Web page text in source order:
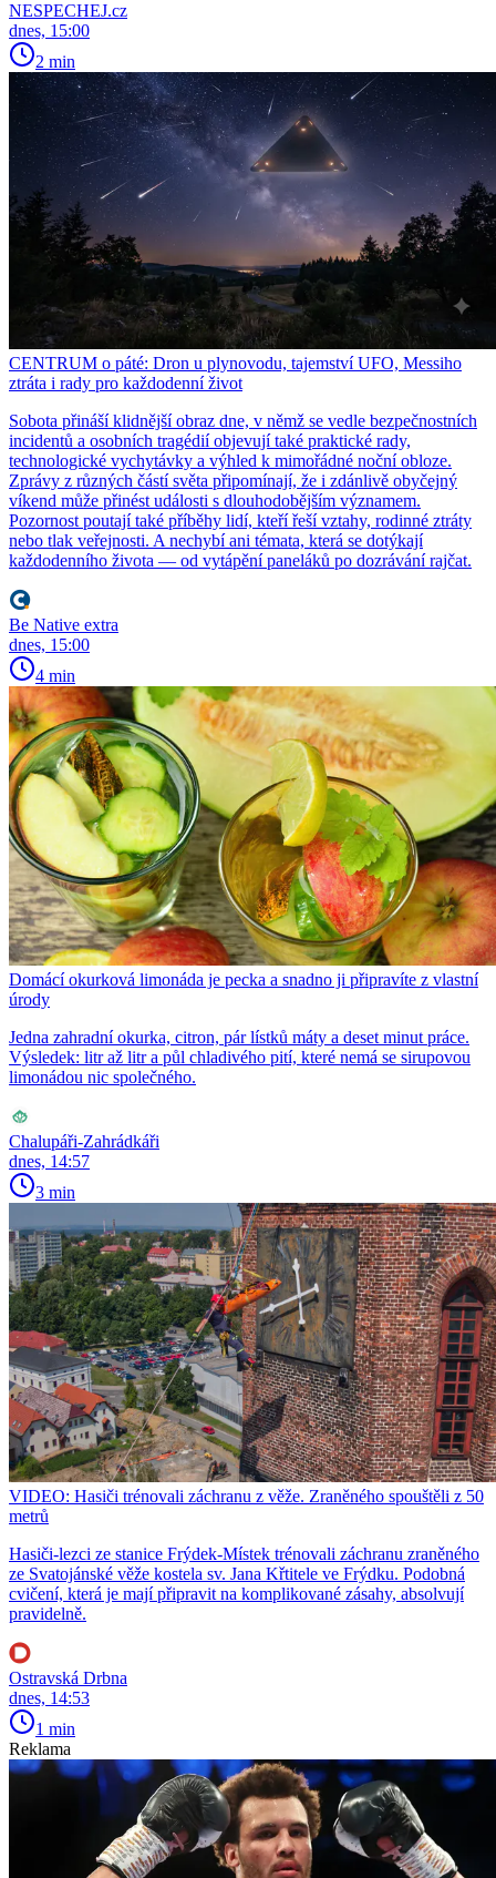
NESPECHEJ.cz
dnes, 15:00
2 min
CENTRUM o páté: Dron u plynovodu, tajemství UFO, Messiho
ztráta i rady pro každodenní život
Sobota přináší klidnější obraz dne, v němž se vedle bezpečnostních
incidentů a osobních tragédií objevují také praktické rady,
technologické vychytávky a výhled k mimořádné noční obloze.
Zprávy z různých částí světa připomínají, že i zdánlivě obyčejný
víkend může přinést události s dlouhodobějším významem.
Pozornost poutají také příběhy lidí, kteří řeší vztahy, rodinné ztráty
nebo tlak veřejnosti. A nechybí ani témata, která se dotýkají
každodenního života — od vytápění paneláků po dozrávání rajčat.
Be Native extra
dnes, 15:00
4 min
Domácí okurková limonáda je pecka a snadno ji připravíte z vlastní
úrody
Jedna zahradní okurka, citron, pár lístků máty a deset minut práce.
Výsledek: litr až litr a půl chladivého pití, které nemá se sirupovou
limonádou nic společného.
Chalupáři-Zahrádkáři
dnes, 14:57
3 min
VIDEO: Hasiči trénovali záchranu z věže. Zraněného spouštěli z 50
metrů
Hasiči-lezci ze stanice Frýdek-Místek trénovali záchranu zraněného
ze Svatojánské věže kostela sv. Jana Křtitele ve Frýdku. Podobná
cvičení, která je mají připravit na komplikované zásahy, absolvují
pravidelně.
Ostravská Drbna
dnes, 14:53
1 min
Reklama